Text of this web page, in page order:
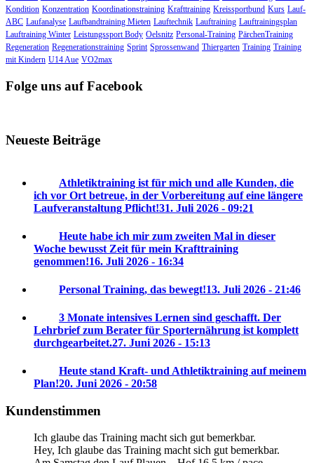
Kondition Konzentration Koordinationstraining Krafttraining Kreissportbund Kurs Lauf-
ABC Laufanalyse Laufbandtraining Mieten Lauftechnik Lauftraining Lauftrainingsplan
Lauftraining Winter Leistungssport Body Oelsnitz Personal-Training PärchenTraining
Regeneration Regenerationstraining Sprint Sprossenwand Thiergarten Training Training
mit Kindern U14 Aue VO2max
Folge uns auf Facebook
Neueste Beiträge
Athletiktraining ist für mich und alle Kunden, die
ich vor Ort betreue, in der Vorbereitung auf eine längere
Laufveranstaltung Pflicht!31. Juli 2026 - 09:21
Heute habe ich mir zum zweiten Mal in dieser
Woche bewusst Zeit für mein Krafttraining
genommen!16. Juli 2026 - 16:34
Personal Training, das bewegt!13. Juli 2026 - 21:46
3 Monate intensives Lernen sind geschafft. Der
Lehrbrief zum Berater für Sporternährung ist komplett
durchgearbeitet.27. Juni 2026 - 15:13
Heute stand Kraft- und Athletiktraining auf meinem
Plan!20. Juni 2026 - 20:58
Kundenstimmen
Ich glaube das Training macht sich gut bemerkbar.
Hey, Ich glaube das Training macht sich gut bemerkbar.